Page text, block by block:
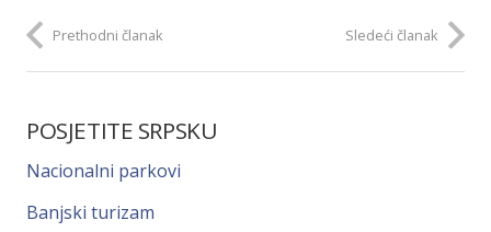
Prethodni članak Sledeći članak
POSJETITE SRPSKU
Nacionalni parkovi
Banjski turizam